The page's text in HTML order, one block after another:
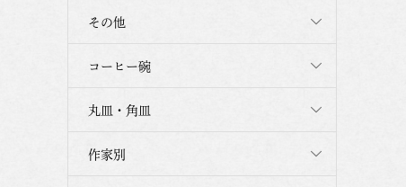
その他
コーヒー碗
丸皿・角皿
作家別